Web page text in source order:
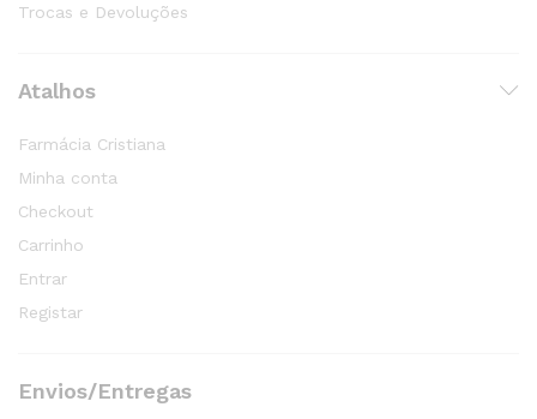
Trocas e Devoluções
Atalhos
Farmácia Cristiana
Minha conta
Checkout
Carrinho
Entrar
Registar
Envios/Entregas